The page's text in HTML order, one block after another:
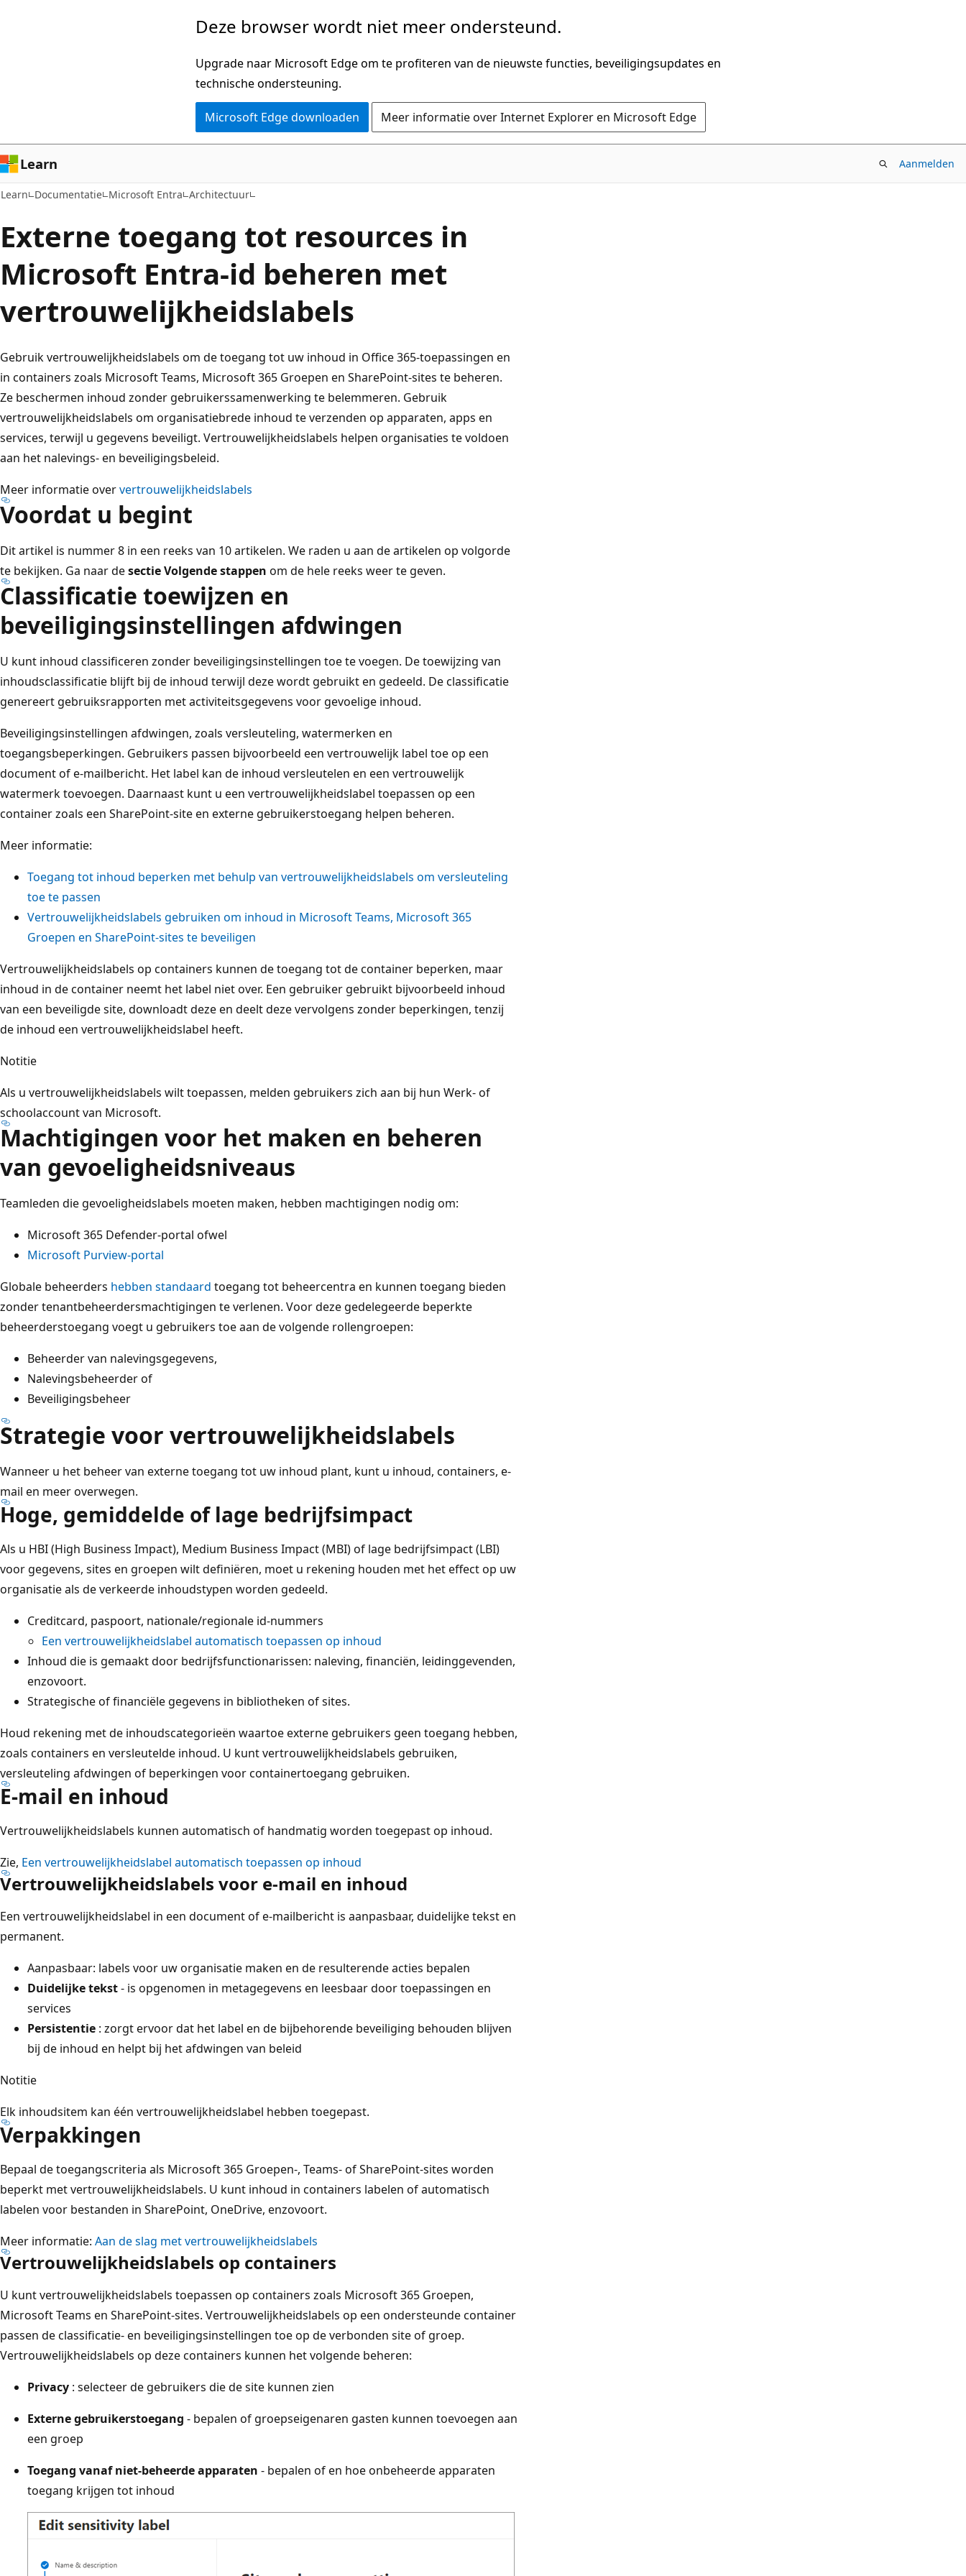
Deze browser wordt niet meer ondersteund.
Upgrade naar Microsoft Edge om te profiteren van de nieuwste functies, beveiligingsupdates en
technische ondersteuning.
Microsoft Edge downloaden Meer informatie over Internet Explorer en Microsoft Edge
Learn Aanmelden
Learn Documentatie Microsoft Entra Architectuur
Externe toegang tot resources in
Microsoft Entra-id beheren met
vertrouwelijkheidslabels
Gebruik vertrouwelijkheidslabels om de toegang tot uw inhoud in Office 365-toepassingen en
in containers zoals Microsoft Teams, Microsoft 365 Groepen en SharePoint-sites te beheren.
Ze beschermen inhoud zonder gebruikerssamenwerking te belemmeren. Gebruik
vertrouwelijkheidslabels om organisatiebrede inhoud te verzenden op apparaten, apps en
services, terwijl u gegevens beveiligt. Vertrouwelijkheidslabels helpen organisaties te voldoen
aan het nalevings- en beveiligingsbeleid.
Meer informatie oververtrouwelijkheidslabels
Voordat u begint
Dit artikel is nummer 8 in een reeks van 10 artikelen. We raden u aan de artikelen op volgorde
te bekijken. Ga naar desectie Volgende stappen om de hele reeks weer te geven.
Classificatie toewijzen en
beveiligingsinstellingen afdwingen
U kunt inhoud classificeren zonder beveiligingsinstellingen toe te voegen. De toewijzing van
inhoudsclassificatie blijft bij de inhoud terwijl deze wordt gebruikt en gedeeld. De classificatie
genereert gebruiksrapporten met activiteitsgegevens voor gevoelige inhoud.
Beveiligingsinstellingen afdwingen, zoals versleuteling, watermerken en
toegangsbeperkingen. Gebruikers passen bijvoorbeeld een vertrouwelijk label toe op een
document of e-mailbericht. Het label kan de inhoud versleutelen en een vertrouwelijk
watermerk toevoegen. Daarnaast kunt u een vertrouwelijkheidslabel toepassen op een
container zoals een SharePoint-site en externe gebruikerstoegang helpen beheren.
Meer informatie:
Toegang tot inhoud beperken met behulp van vertrouwelijkheidslabels om versleuteling
toe te passen
Vertrouwelijkheidslabels gebruiken om inhoud in Microsoft Teams, Microsoft 365
Groepen en SharePoint-sites te beveiligen
Vertrouwelijkheidslabels op containers kunnen de toegang tot de container beperken, maar
inhoud in de container neemt het label niet over. Een gebruiker gebruikt bijvoorbeeld inhoud
van een beveiligde site, downloadt deze en deelt deze vervolgens zonder beperkingen, tenzij
de inhoud een vertrouwelijkheidslabel heeft.
Notitie
Als u vertrouwelijkheidslabels wilt toepassen, melden gebruikers zich aan bij hun Werk- of
schoolaccount van Microsoft.
Machtigingen voor het maken en beheren
van gevoeligheidsniveaus
Teamleden die gevoeligheidslabels moeten maken, hebben machtigingen nodig om:
Microsoft 365 Defender-portal ofwel
Microsoft Purview-portal
Globale beheerders hebben standaard toegang tot beheercentra en kunnen toegang bieden
zonder tenantbeheerdersmachtigingen te verlenen. Voor deze gedelegeerde beperkte
beheerderstoegang voegt u gebruikers toe aan de volgende rollengroepen:
Beheerder van nalevingsgegevens,
Nalevingsbeheerder of
Beveiligingsbeheer
Strategie voor vertrouwelijkheidslabels
Wanneer u het beheer van externe toegang tot uw inhoud plant, kunt u inhoud, containers, e-
mail en meer overwegen.
Hoge, gemiddelde of lage bedrijfsimpact
Als u HBI (High Business Impact), Medium Business Impact (MBI) of lage bedrijfsimpact (LBI)
voor gegevens, sites en groepen wilt definiëren, moet u rekening houden met het effect op uw
organisatie als de verkeerde inhoudstypen worden gedeeld.
Creditcard, paspoort, nationale/regionale id-nummers
Een vertrouwelijkheidslabel automatisch toepassen op inhoud
Inhoud die is gemaakt door bedrijfsfunctionarissen: naleving, financiën, leidinggevenden,
enzovoort.
Strategische of financiële gegevens in bibliotheken of sites.
Houd rekening met de inhoudscategorieën waartoe externe gebruikers geen toegang hebben,
zoals containers en versleutelde inhoud. U kunt vertrouwelijkheidslabels gebruiken,
versleuteling afdwingen of beperkingen voor containertoegang gebruiken.
E-mail en inhoud
Vertrouwelijkheidslabels kunnen automatisch of handmatig worden toegepast op inhoud.
Zie, Een vertrouwelijkheidslabel automatisch toepassen op inhoud
Vertrouwelijkheidslabels voor e-mail en inhoud
Een vertrouwelijkheidslabel in een document of e-mailbericht is aanpasbaar, duidelijke tekst en
permanent.
Aanpasbaar: labels voor uw organisatie maken en de resulterende acties bepalen
Duidelijke tekst- is opgenomen in metagegevens en leesbaar door toepassingen en
services
Persistentie : zorgt ervoor dat het label en de bijbehorende beveiliging behouden blijven
bij de inhoud en helpt bij het afdwingen van beleid
Notitie
Elk inhoudsitem kan één vertrouwelijkheidslabel hebben toegepast.
Verpakkingen
Bepaal de toegangscriteria als Microsoft 365 Groepen-, Teams- of SharePoint-sites worden
beperkt met vertrouwelijkheidslabels. U kunt inhoud in containers labelen of automatisch
labelen voor bestanden in SharePoint, OneDrive, enzovoort.
Meer informatie: Aan de slag met vertrouwelijkheidslabels
Vertrouwelijkheidslabels op containers
U kunt vertrouwelijkheidslabels toepassen op containers zoals Microsoft 365 Groepen,
Microsoft Teams en SharePoint-sites. Vertrouwelijkheidslabels op een ondersteunde container
passen de classificatie- en beveiligingsinstellingen toe op de verbonden site of groep.
Vertrouwelijkheidslabels op deze containers kunnen het volgende beheren:
Privacy : selecteer de gebruikers die de site kunnen zien
Externe gebruikerstoegang - bepalen of groepseigenaren gasten kunnen toevoegen aan
een groep
Toegang vanaf niet-beheerde apparaten - bepalen of en hoe onbeheerde apparaten
toegang krijgen tot inhoud